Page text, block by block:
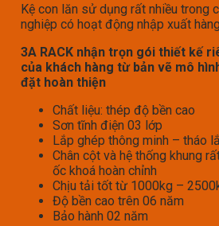
Kệ con lăn sử dụng rất nhiều trong
nghiệp có hoạt động nhập xuất
3A RACK nhận trọn gói thiết kế
của khách hàng từ bản vẽ mô
đặt hoàn thiện
Chất liệu: thép độ bền cao
Sơn tĩnh điện 03 lớp
Lắp ghép thông minh – tháo
Chân cột và hệ thống khung
ốc khoá hoàn chỉnh
Chịu tải tốt từ 1000kg –
Độ bền cao trên 06 năm
Bảo hành 02 năm